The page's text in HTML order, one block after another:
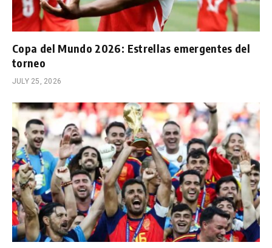
Copa del Mundo 2026: Estrellas emergentes del
torneo
JULY 25, 2026